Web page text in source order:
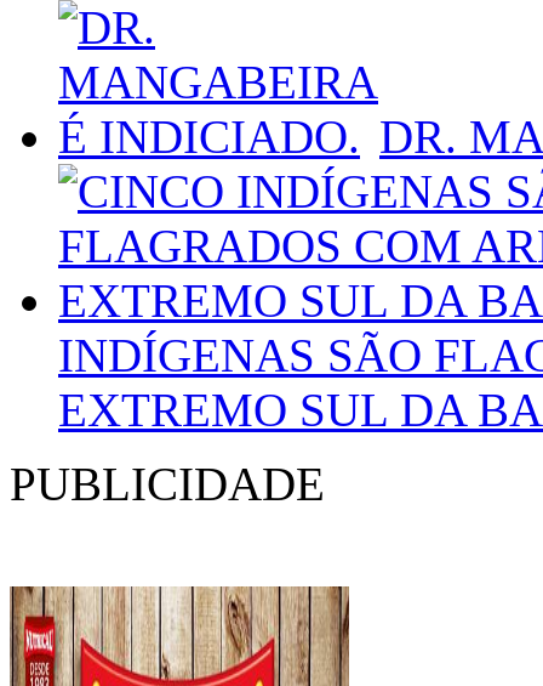
DR.
INDÍGENAS SÃO
EXTREMO SUL DA
PUBLICIDADE